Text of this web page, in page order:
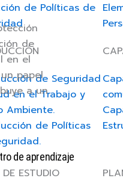
de Políticas de
de Seguridad
en el Trabajo y
Ambiente.
de Políticas
de aprendizaje
ESTUDIO
de
en el
papel
a un